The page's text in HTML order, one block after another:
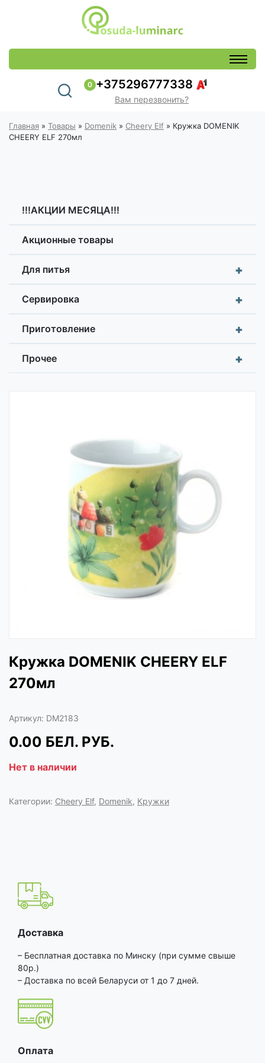
0 +375296777338
Вам перезвонить?
Главная » Товары » Domenik » Cheery Elf » Кружка DOMENIK
CHEERY ELF 270мл
!!!АКЦИИ МЕСЯЦА!!!
Акционные товары
+
Для питья
+
Сервировка
+
Приготовление
+
Прочее
Кружка DOMENIK CHEERY ELF
270мл
Артикул: DM2183
0.00 БЕЛ. РУБ.
Нет в наличии
Категории: Cheery Elf, Domenik, Кружки
Доставка
– Бесплатная доставка по Минску (при сумме свыше
80р.)
– Доставка по всей Беларуси от 1 до 7 дней.
Оплата